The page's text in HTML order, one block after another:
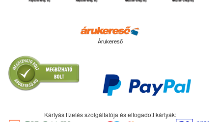
Árukereső
Kártyás fizetés szolgáltatója és elfogadott kártyák: